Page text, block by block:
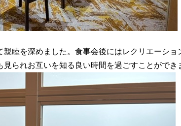
睦を深めました。食事会後にはレクリエーシ
られお互いを知る良い時間を過ごすことができ